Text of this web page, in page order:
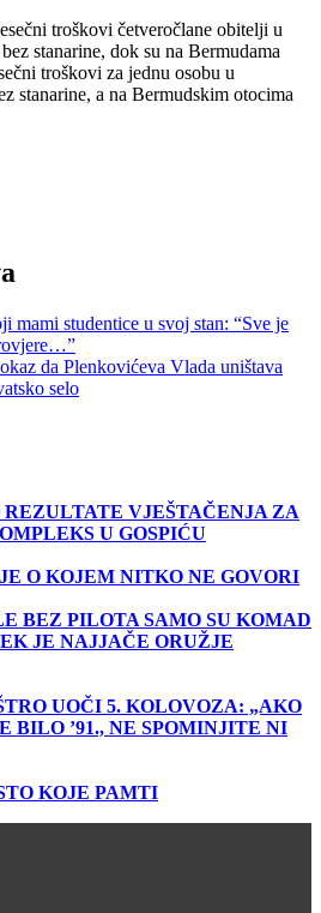
troškovi četveročlane obitelji u
stanarine, dok su na Bermudama
troškovi za jednu osobu u
stanarine, a na Bermudskim otocima
mami studentice u svoj stan: “Sve je
da Plenkovićeva Vlada uništava
selo
REZULTATE VJEŠTAČENJA ZA
U GOSPIĆU
O KOJEM NITKO NE GOVORI
BEZ PILOTA SAMO SU KOMAD
JE NAJJAČE ORUŽJE
UOČI 5. KOLOVOZA: „AKO
BILO ’91., NE SPOMINJITE NI
KOJE PAMTI